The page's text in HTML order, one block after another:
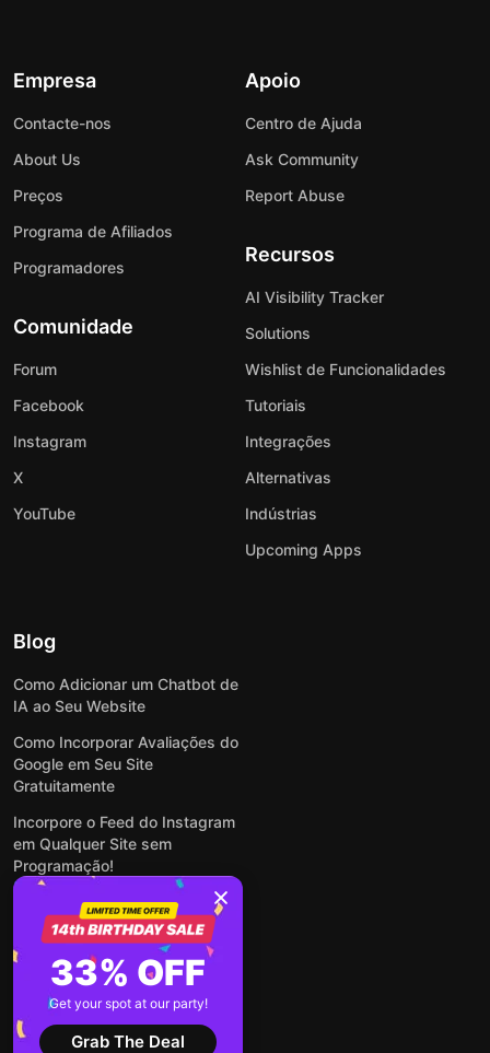
Empresa
Contacte-nos
About Us
Preços
Programa de Afiliados
Programadores
Comunidade
Forum
Facebook
Instagram
X
YouTube
Apoio
Centro de Ajuda
Ask Community
Report Abuse
Recursos
AI Visibility Tracker
Solutions
Wishlist de Funcionalidades
Tutoriais
Integrações
Alternativas
Indústrias
Upcoming Apps
Blog
Como Adicionar um Chatbot de
IA ao Seu Website
Como Incorporar Avaliações do
Google em Seu Site
Gratuitamente
Incorpore o Feed do Instagram
em Qualquer Site sem
Programação!
Como Incorporar Formulários
em Qualquer Site Online e
Gratuitamente
Como Criar Formulário para
WordPress: Simples e Rápido
Ver todas publicações
33% OFF
Get your spot at our party!
Grab The Deal